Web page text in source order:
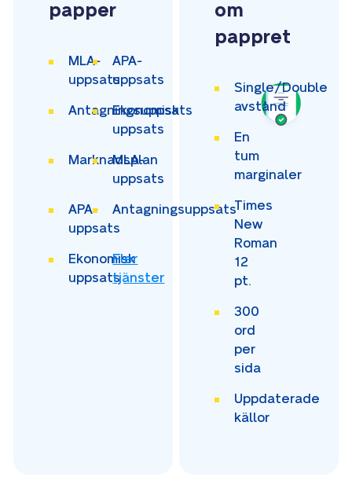
papper
MLA-
uppsats
APA-
uppsats
Antagningsuppsats
Ekonomisk
uppsats
Marknadsplan
MLA-
uppsats
APA-
uppsats
Antagningsuppsats
Ekonomisk
uppsats
Fler
tjänster
om
pappret
Single/Double
avstånd
En
tum
marginaler
Times
New
Roman
12
pt.
300
ord
per
sida
Uppdaterade
källor